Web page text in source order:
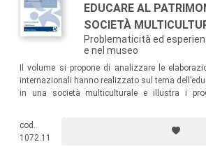
EDUCARE AL
SOCIETÀ
Problematicità ed
e nel museo
Il volume si propone di analizzare le
internazionali hanno realizzato sul tema
in una società multiculturale e illustra i
predisposti dalle istituzioni scolastiche e
quale ricchezza e reale risorsa per lo
comunità solidale e unita.
cod.
1072.11